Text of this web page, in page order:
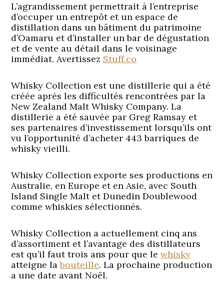
L’agrandissement permettrait à l’entreprise
d’occuper un entrepôt et un espace de
distillation dans un bâtiment du patrimoine
d’Oamaru et d’installer un bar de dégustation
et de vente au détail dans le voisinage
immédiat. Avertissez Stuff.co
Whisky Collection est une distillerie qui a été
créée après les difficultés rencontrées par la
New Zealand Malt Whisky Company. La
distillerie a été sauvée par Greg Ramsay et
ses partenaires d’investissement lorsqu’ils ont
vu l’opportunité d’acheter 443 barriques de
whisky vieilli.
Whisky Collection exporte ses productions en
Australie, en Europe et en Asie, avec South
Island Single Malt et Dunedin Doublewood
comme whiskies sélectionnés.
Whisky Collection a actuellement cinq ans
d’assortiment et l’avantage des distillateurs
est qu’il faut trois ans pour que lewhisky
atteigne labouteille. La prochaine production
a une date avant Noël.